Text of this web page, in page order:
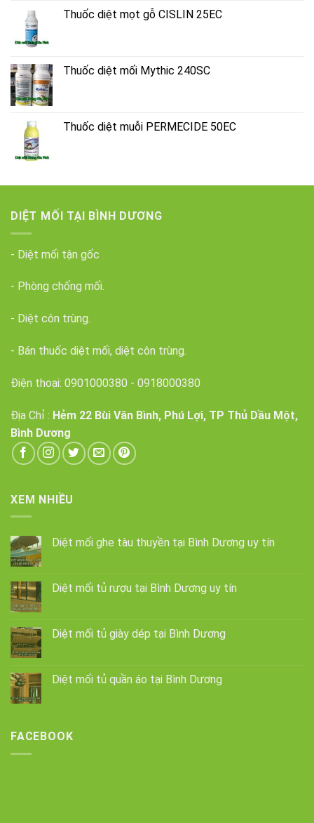
Thuốc diệt mọt gỗ CISLIN 25EC
Thuốc diệt mối Mythic 240SC
Thuốc diệt muỗi PERMECIDE 50EC
DIỆT MỐI TẠI BÌNH DƯƠNG
- Diệt mối tận gốc
- Phòng chống mối.
- Diệt côn trùng.
- Bán thuốc diệt mối, diệt côn trùng.
Điện thoại: 0901000380 - 0918000380
Địa Chỉ : Hẻm 22 Bùi Văn Bình, Phú Lợi, TP Thủ Dầu Một,
Bình Dương
XEM NHIỀU
Diệt mối ghe tàu thuyền tại Bình Dương uy tín
Diệt mối tủ rượu tại Bình Dương uy tín
Diệt mối tủ giày dép tại Bình Dương
Diệt mối tủ quần áo tại Bình Dương
FACEBOOK